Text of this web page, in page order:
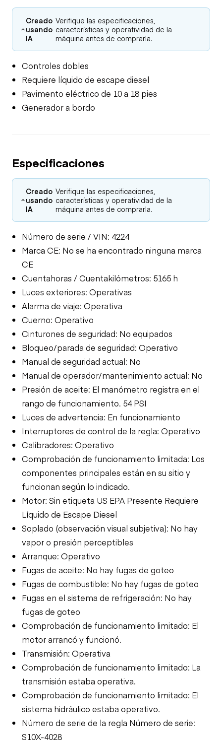
Creado
usando
IA
Verifique las especificaciones,
características y operatividad de la
máquina antes de comprarla.
Controles dobles
Requiere líquido de escape diesel
Pavimento eléctrico de 10 a 18 pies
Generador a bordo
Especificaciones
Creado
usando
IA
Verifique las especificaciones,
características y operatividad de la
máquina antes de comprarla.
Número de serie / VIN: 4224
Marca CE: No se ha encontrado ninguna marca
CE
Cuentahoras / Cuentakilómetros: 5165 h
Luces exteriores: Operativas
Alarma de viaje: Operativa
Cuerno: Operativo
Cinturones de seguridad: No equipados
Bloqueo/parada de seguridad: Operativo
Manual de seguridad actual: No
Manual de operador/mantenimiento actual: No
Presión de aceite: El manómetro registra en el
rango de funcionamiento. 54 PSI
Luces de advertencia: En funcionamiento
Interruptores de control de la regla: Operativo
Calibradores: Operativo
Comprobación de funcionamiento limitada: Los
componentes principales están en su sitio y
funcionan según lo indicado.
Motor: Sin etiqueta US EPA Presente Requiere
Líquido de Escape Diesel
Soplado (observación visual subjetiva): No hay
vapor o presión perceptibles
Arranque: Operativo
Fugas de aceite: No hay fugas de goteo
Fugas de combustible: No hay fugas de goteo
Fugas en el sistema de refrigeración: No hay
fugas de goteo
Comprobación de funcionamiento limitado: El
motor arrancó y funcionó.
Transmisión: Operativa
Comprobación de funcionamiento limitado: La
transmisión estaba operativa.
Comprobación de funcionamiento limitado: El
sistema hidráulico estaba operativo.
Número de serie de la regla Número de serie:
S10X-4028